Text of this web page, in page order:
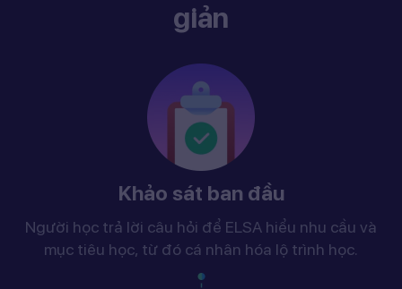
giản
Khảo sát ban đầu
Người học trả lời câu hỏi để ELSA hiểu nhu cầu và
mục tiêu học, từ đó cá nhân hóa lộ trình học.